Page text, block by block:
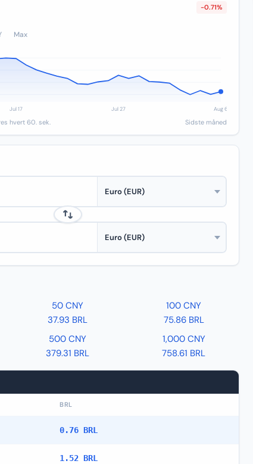
-0.71%
Max
hvert 60. sek. Sidste måned
50 CNY
37.93 BRL
100 CNY
75.86 BRL
500 CNY
379.31 BRL
1,000 CNY
758.61 BRL
BRL
0.76 BRL
1.52 BRL